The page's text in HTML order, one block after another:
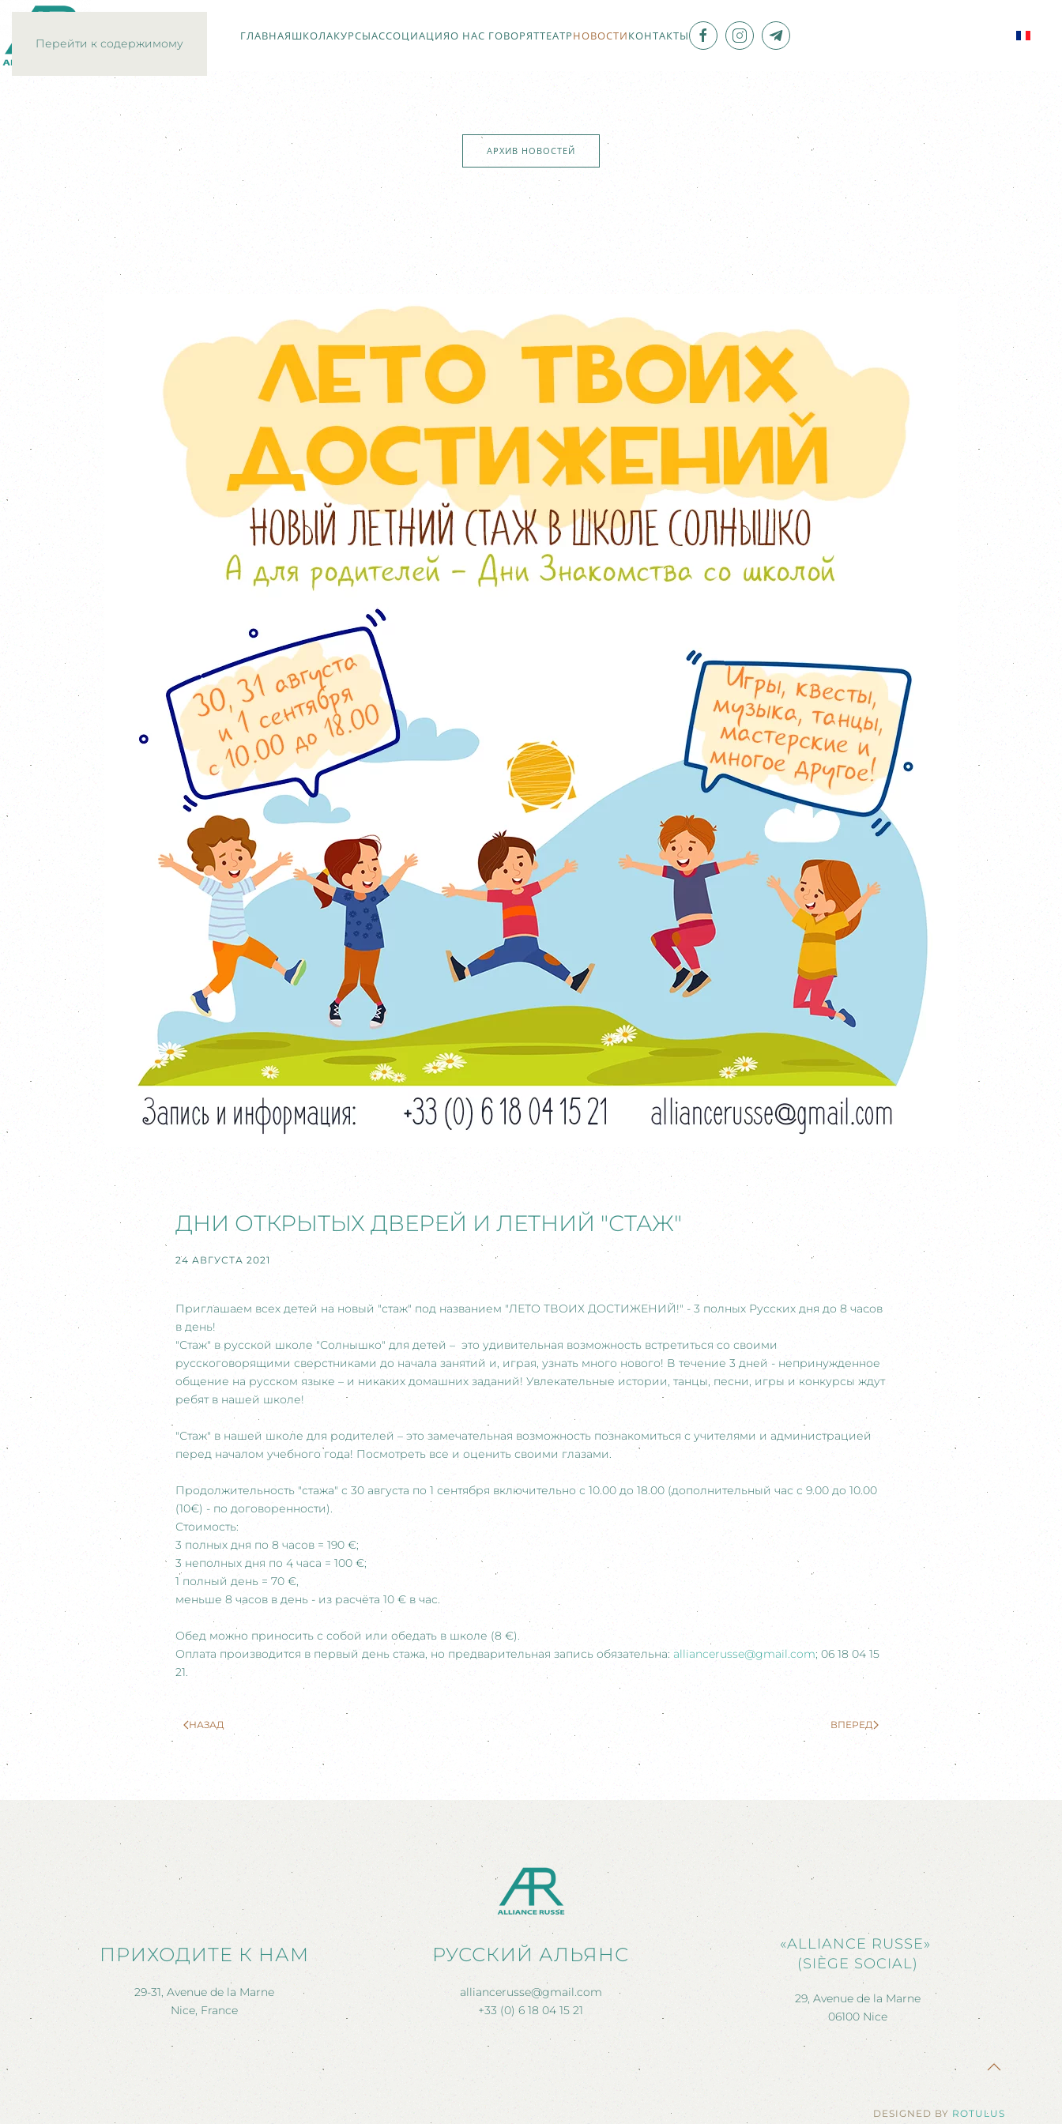
Перейти к содержимому
ГЛАВНАЯШКОЛАКУРСЫАССОЦИАЦИЯО НАС ГОВОРЯТТЕАТРНОВОСТИКОНТАКТЫ
АРХИВ НОВОСТЕЙ
ДНИ ОТКРЫТЫХ ДВЕРЕЙ И ЛЕТНИЙ "СТАЖ"
24 АВГУСТА 2021
Приглашаем всех детей на новый "стаж" под названием "ЛЕТО ТВОИХ ДОСТИЖЕНИЙ!" - 3 полных Русских дня до 8 часов
в день!
"Стаж" в русской школе "Солнышко" для детей – это удивительная возможность встретиться со своими
русскоговорящими сверстниками до начала занятий и, играя, узнать много нового! В течение 3 дней - непринужденное
общение на русском языке – и никаких домашних заданий! Увлекательные истории, танцы, песни, игры и конкурсы ждут
ребят в нашей школе!
"Стаж" в нашей школе для родителей – это замечательная возможность познакомиться с учителями и администрацией
перед началом учебного года! Посмотреть все и оценить своими глазами.
Продолжительность "стажа" с 30 августа по 1 сентября включительно с 10.00 до 18.00 (дополнительный час с 9.00 до 10.00
(10€) - по договоренности).
Стоимость:
3 полных дня по 8 часов = 190 €;
3 неполных дня по 4 часа = 100 €;
1 полный день = 70 €,
меньше 8 часов в день - из расчёта 10 € в час.
Обед можно приносить с собой или обедать в школе (8 €).
Оплата производится в первый день стажа, но предварительная запись обязательна: alliancerusse@gmail.com; 06 18 04 15
21.
НАЗАД ВПЕРЕД
ПРИХОДИТЕ К НАМ
29-31, Avenue de la Marne
Nice, France
РУССКИЙ АЛЬЯНС
alliancerusse@gmail.com
+33 (0) 6 18 04 15 21
«ALLIANCE RUSSE»
(SIÈGE SOCIAL)
29, Avenue de la Marne
06100 Nice
DESIGNED BY ROTULUS